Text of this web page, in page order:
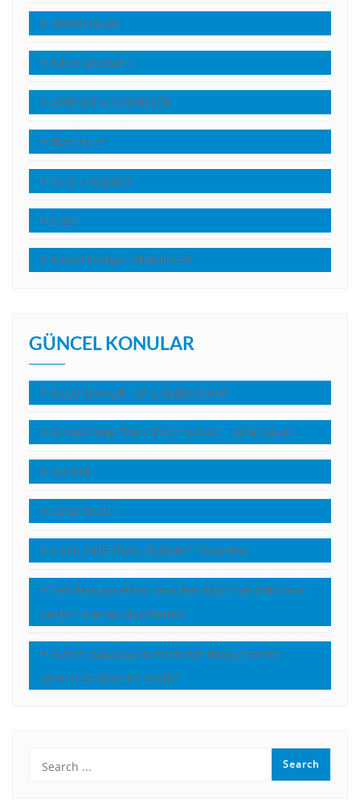
TANIKLIKLAR
Kilise Adresleri
GÖRÜNTÜLÜ DERSLER
Bize Yazın
Giriş – Register
Login
Nasıl Hristiyan Olabilirim?
GÜNCEL KONULAR
Kuşlardan çok daha değerlisiniz!
Kutsal Kitap Tanrı Sözü müdür? – John Calvin
Tanıklık
LUKA İNCİLİ
NASIL HRİSTİYAN OLDUM? *(Anonim)
Seni ben yarattım, sana ben biçim verdim.Sana
yardım edecek olan benim.
İsa’nın dağda görünümünün değişmesinin
anlamı ve önemini neydi?